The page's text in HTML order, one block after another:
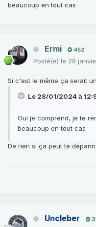
beaucoup en tout cas
Ermi 452
Posté(e) le 28
Si c'est le même ça serait
Le 28/01/2024 à
Oui je comprend, je te
beaucoup en tout cas
De rien si ça peut te
Uncleber